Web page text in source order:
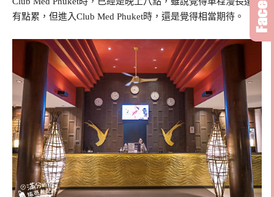
有點累，但進入Club Med Phuket時，還是覺得相當期待。